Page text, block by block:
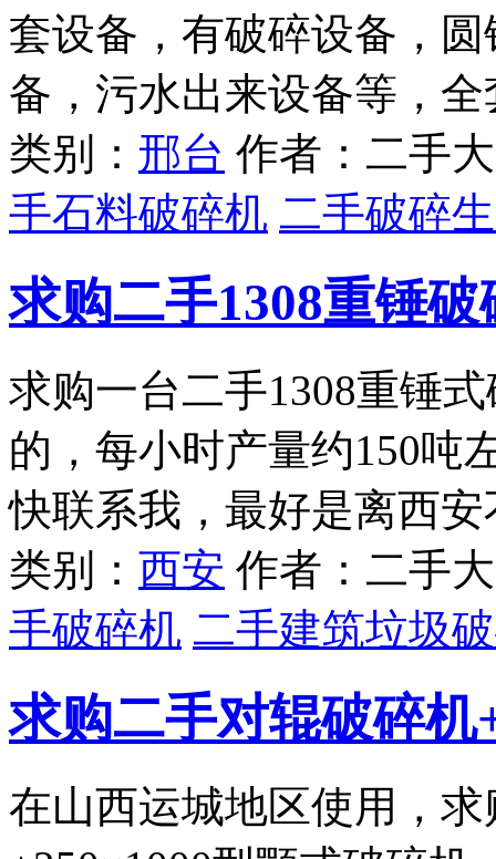
套设备，有破碎设备，
备，污水出来设备等，
类别： 邢台 作者：二手
手石料破碎机 二手破碎
求购二手1308重锤破
求购一台二手1308重锤
的，每小时产量约150吨
快联系我，最好是离西安
类别： 西安 作者：二手
手破碎机 二手建筑垃圾
求购二手对辊破碎机
在山西运城地区使用，